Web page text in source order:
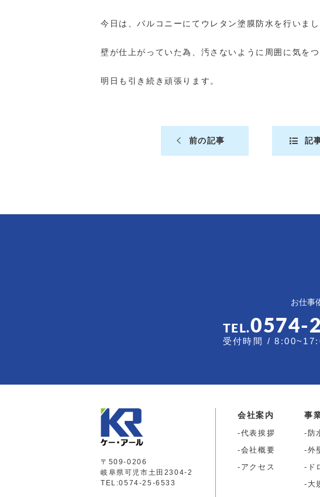
今日は、バルコニーにてウレタン塗膜防水を行いまし
壁が仕上がっていた為、汚さないように周囲に気を
明日も引き続き頑張ります。
前の記事 記
お仕事
TEL.0574-
受付時間 /
〒509-0206
岐阜県可児市土田2304-2
TEL:0574-25-6533
会社案内
代表挨拶
会社概要
アクセス
事
防
外
ド
大